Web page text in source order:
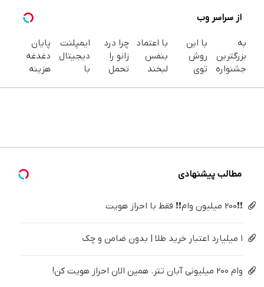
از سراسر وب
به
بزرگترین
جشنواره
با این
روش
توی
با اعتماد
بنفس
لبخند
چرا درد
زانو را
تحمل
کن
ایمپلنت
دیجیتال
با
پایان
دغدغه
هزینه
کننده
مطالب پیشنهادی
❗❗200 میلیون وام❗❗ فقط با احراز هویت
۱ میلیارد اعتبار خرید طلا | بدون ضامن و چک
وام 200 میلیونی آبان تتر. همین الان احراز هویت کن!